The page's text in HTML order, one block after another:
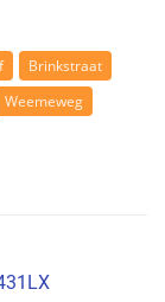
Brinkstraat
Weemeweg